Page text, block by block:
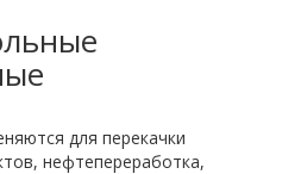
для перекачки
нефтепереработка,